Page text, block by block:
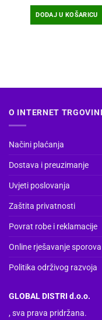
DODAJ U KOŠARICU
O INTERNET TRGOVINI
Načini plaćanja
Dostava i preuzimanje
Uvjeti poslovanja
Zaštita privatnosti
Povrat robe i reklamacije
Online rješavanje sporova
Politika održivog razvoja
GLOBAL DISTRI d.o.o.
, sva prava pridržana.